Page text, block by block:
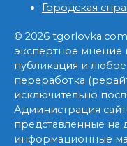
Городская
© 2026
экспертное
публикация и
переработка
исключительно
Администрация
представленные на
информационные